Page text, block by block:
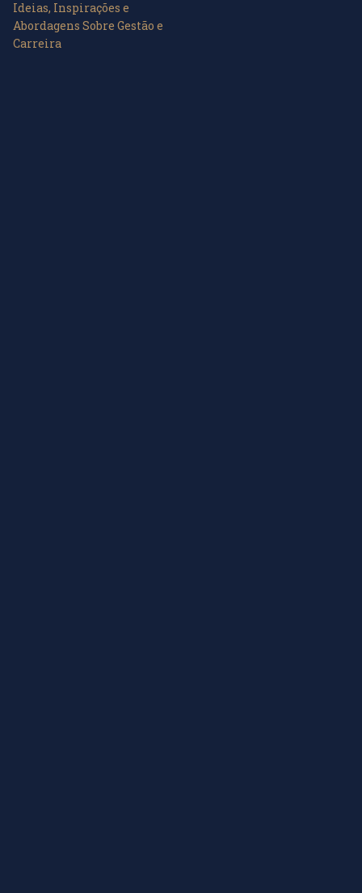
Ideias, Inspirações e
Abordagens Sobre Gestão e
Carreira